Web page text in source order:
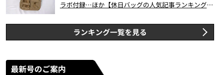
ラボ付録…ほか【休日バッグの人気記事ランキングベ
ランキング一覧を見る
最新号のご案内